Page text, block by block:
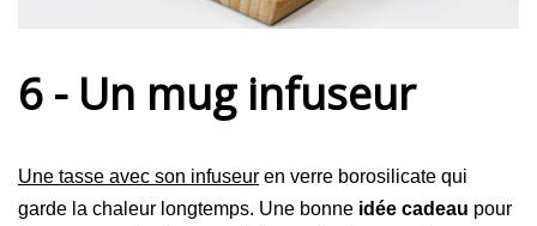
6 - Un mug infuseur
Une tasse avec son infuseur en verre borosilicate qui
garde la chaleur longtemps. Une bonne idée cadeau pour